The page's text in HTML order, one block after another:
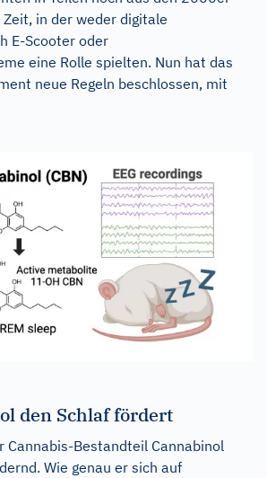
in der weder digitale
E-Scooter oder
eine Rolle spielten. Nun hat das
neue Regeln beschlossen, mit
den Schlaf fördert
Cannabis-Bestandteil Cannabinol
Wie genau er sich auf